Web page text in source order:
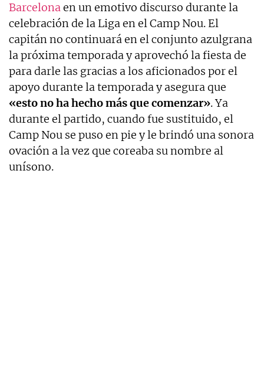
Barcelonaen un emotivo discurso durante la
celebración de la Liga en el Camp Nou. El
capitán no continuará en el conjunto azulgrana
la próxima temporada y aprovechó la fiesta de
para darle las gracias a los aficionados por el
apoyo durante la temporada y asegura que
«esto no ha hecho más que comenzar». Ya
durante el partido, cuando fue sustituido, el
Camp Nou se puso en pie y le brindó una sonora
ovación a la vez que coreaba su nombre al
unísono.